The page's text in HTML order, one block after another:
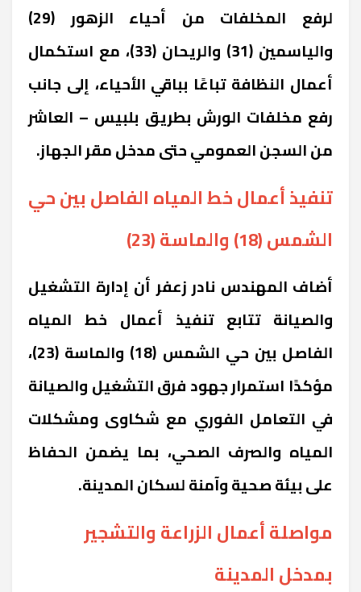
لرفع المخلفات من أحياء الزهور (29)
والياسمين (31) والريحان (33)، مع استكمال
أعمال النظافة تباعًا بباقي الأحياء، إلى جانب
رفع مخلفات الورش بطريق بلبيس – العاشر
من السجن العمومي حتى مدخل مقر الجهاز.
تنفيذ أعمال خط المياه الفاصل بين حي
الشمس (18) والماسة (23)
أضاف المهندس نادر زعفر أن إدارة التشغيل
والصيانة تتابع تنفيذ أعمال خط المياه
الفاصل بين حي الشمس (18) والماسة (23)،
مؤكدًا استمرار جهود فرق التشغيل والصيانة
في التعامل الفوري مع شكاوى ومشكلات
المياه والصرف الصحي، بما يضمن الحفاظ
على بيئة صحية وآمنة لسكان المدينة.
مواصلة أعمال الزراعة والتشجير
بمدخل المدينة